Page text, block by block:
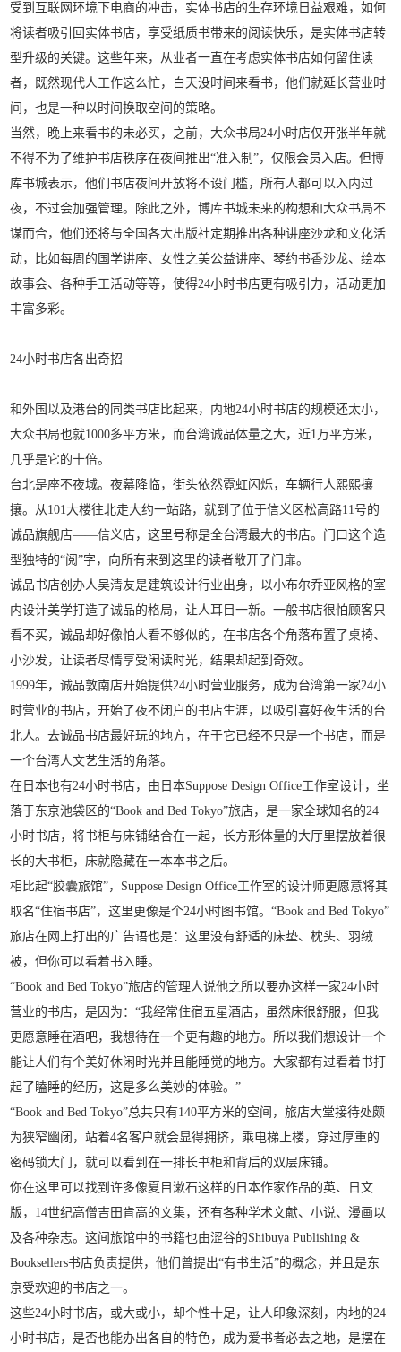
受到互联网环境下电商的冲击，实体书店的生存环境日益艰难，如何
将读者吸引回实体书店，享受纸质书带来的阅读快乐，是实体书店转
型升级的关键。这些年来，从业者一直在考虑实体书店如何留住读
者，既然现代人工作这么忙，白天没时间来看书，他们就延长营业时
间，也是一种以时间换取空间的策略。
当然，晚上来看书的未必买，之前，大众书局24小时店仅开张半年就
不得不为了维护书店秩序在夜间推出“准入制”，仅限会员入店。但博
库书城表示，他们书店夜间开放将不设门槛，所有人都可以入内过
夜，不过会加强管理。除此之外，博库书城未来的构想和大众书局不
谋而合，他们还将与全国各大出版社定期推出各种讲座沙龙和文化活
动，比如每周的国学讲座、女性之美公益讲座、琴约书香沙龙、绘本
故事会、各种手工活动等等，使得24小时书店更有吸引力，活动更加
丰富多彩。
24小时书店各出奇招
和外国以及港台的同类书店比起来，内地24小时书店的规模还太小，
大众书局也就1000多平方米，而台湾诚品体量之大，近1万平方米，
几乎是它的十倍。
台北是座不夜城。夜幕降临，街头依然霓虹闪烁，车辆行人熙熙攘
攘。从101大楼往北走大约一站路，就到了位于信义区松高路11号的
诚品旗舰店——信义店，这里号称是全台湾最大的书店。门口这个造
型独特的“阅”字，向所有来到这里的读者敞开了门扉。
诚品书店创办人吴清友是建筑设计行业出身，以小布尔乔亚风格的室
内设计美学打造了诚品的格局，让人耳目一新。一般书店很怕顾客只
看不买，诚品却好像怕人看不够似的，在书店各个角落布置了桌椅、
小沙发，让读者尽情享受闲读时光，结果却起到奇效。
1999年，诚品敦南店开始提供24小时营业服务，成为台湾第一家24小
时营业的书店，开始了夜不闭户的书店生涯，以吸引喜好夜生活的台
北人。去诚品书店最好玩的地方，在于它已经不只是一个书店，而是
一个台湾人文艺生活的角落。
在日本也有24小时书店，由日本Suppose Design Office工作室设计，坐
落于东京池袋区的“Book and Bed Tokyo”旅店，是一家全球知名的24
小时书店，将书柜与床铺结合在一起，长方形体量的大厅里摆放着很
长的大书柜，床就隐藏在一本本书之后。
相比起“胶囊旅馆”，Suppose Design Office工作室的设计师更愿意将其
取名“住宿书店”，这里更像是个24小时图书馆。“Book and Bed Tokyo”
旅店在网上打出的广告语也是：这里没有舒适的床垫、枕头、羽绒
被，但你可以看着书入睡。
“Book and Bed Tokyo”旅店的管理人说他之所以要办这样一家24小时
营业的书店，是因为：“我经常住宿五星酒店，虽然床很舒服，但我
更愿意睡在酒吧，我想待在一个更有趣的地方。所以我们想设计一个
能让人们有个美好休闲时光并且能睡觉的地方。大家都有过看着书打
起了瞌睡的经历，这是多么美妙的体验。”
“Book and Bed Tokyo”总共只有140平方米的空间，旅店大堂接待处颇
为狭窄幽闭，站着4名客户就会显得拥挤，乘电梯上楼，穿过厚重的
密码锁大门，就可以看到在一排长书柜和背后的双层床铺。
你在这里可以找到许多像夏目漱石这样的日本作家作品的英、日文
版，14世纪高僧吉田肯高的文集，还有各种学术文献、小说、漫画以
及各种杂志。这间旅馆中的书籍也由涩谷的Shibuya Publishing &
Booksellers书店负责提供，他们曾提出“有书生活”的概念，并且是东
京受欢迎的书店之一。
这些24小时书店，或大或小，却个性十足，让人印象深刻，内地的24
小时书店，是否也能办出各自的特色，成为爱书者必去之地，是摆在